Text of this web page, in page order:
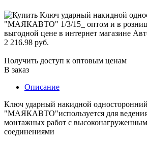
2 216.98 руб.
Получить доступ к оптовым ценам
В заказ
Описание
Ключ ударный накидной односторонний
"МАЯКАВТО"используется для ведения
монтажных работ с
соединениями